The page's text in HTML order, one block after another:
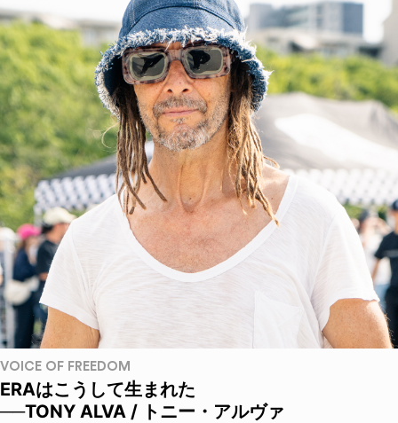
VOICE OF FREEDOM
ERAはこうして生まれた
──TONY ALVA / トニー・アルヴァ